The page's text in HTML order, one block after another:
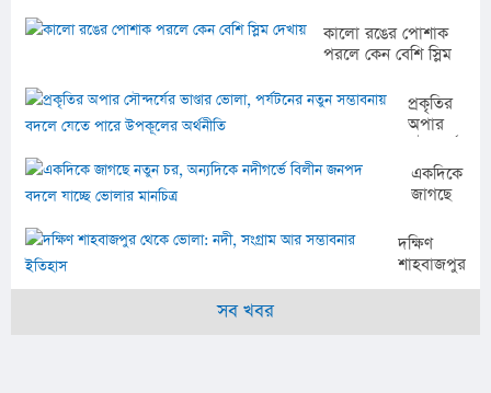
প্রতিষ্ঠাতা
নির্বাহী
পরিচালক
মহিনের
নেতৃত্বে ১৯
প্রতিনিধি দল
কালো রঙের পোশাক
পরলে কেন বেশি স্লিম
প্রকৃতির
অপার
ভাণ্ডার
ভোলা,
পর্যটনের
সম্ভাবনায়
বদলে
যেতে
একদিকে
জাগছে
চর,
অন্যদিকে
নদীগর্ভে
দক্ষিণ
শাহবাজপুর
থেকে
সব খবর